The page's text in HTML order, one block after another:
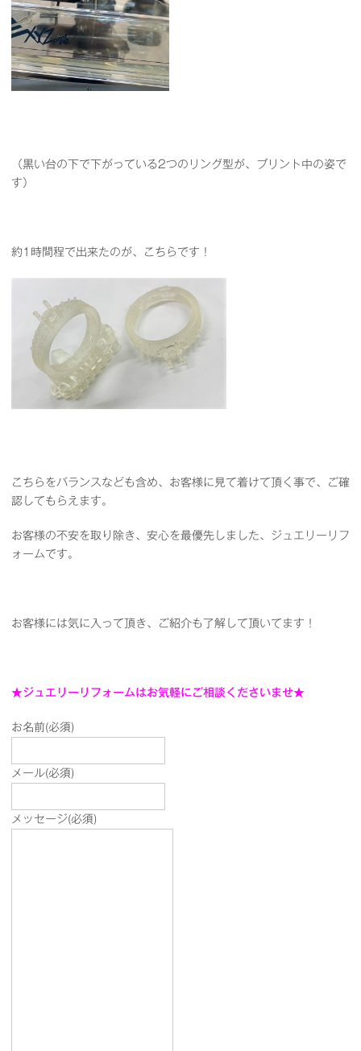
（黒い台の下で下がっている2つのリング型が、プリント中の姿で
す）
約1時間程で出来たのが、こちらです！
こちらをバランスなども含め、お客様に見て着けて頂く事で、ご確
認してもらえます。
お客様の不安を取り除き、安心を最優先しました、ジュエリーリフ
ォームです。
お客様には気に入って頂き、ご紹介も了解して頂いてます！
★ジュエリーリフォームはお気軽にご相談くださいませ★
お名前(必須)
メール(必須)
メッセージ(必須)